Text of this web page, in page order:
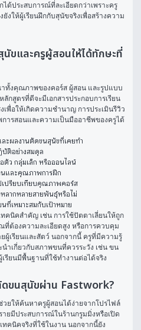
ด้ประสบการณ์ที่ละเอียดกว่าเพราะครู
งให้ผู้เรียนฝึกกับสุนัขจริงเพื่อสร้างความ
ขและครูผู้สอนให้ได้ทักษะที่
ทั้งคุณภาพของคอร์ส ผู้สอน และรูปแบบ
กสูตรที่ดีจะมีเอกสารประกอบการเรียน
เพื่อให้เกิดความชำนาญ การประเมินรีวิว
ารสอนและความเป็นมืออาชีพของครูได้
ะผลงานตัดขนสุนัขที่เคยทำ
ติอย่างสมดุล
ตัว กลุ่มเล็ก หรือออนไลน์
และคุณภาพการฝึก
เปรียบเทียบคุณภาพคอร์ส
ลากหลายสายพันธุ์หรือไม่
ที่เหมาะสมกับเป้าหมาย
คนิคสำคัญ เช่น การใช้ปัตตาเลี่ยนให้ถูก
ที่ต้องความละเอียดสูง หรือการควบคุม
ผู้เรียนและสัตว์ นอกจากนี้ ครูที่มีความรู้
ำเกี่ยวกับสภาพขนที่ควรระวัง เช่น ขน
รียนมีพื้นฐานที่ใช้ทำงานต่อได้จริง
ดขนสุนัขผ่าน Fastwork?
ยให้ค้นหาครูผู้สอนได้ง่ายจากโปรไฟล์
ยมีประสบการณ์ในร้านกรูมมิ่งหรือเปิด
ทคนิคจริงที่ใช้ในงาน นอกจากนี้ยัง